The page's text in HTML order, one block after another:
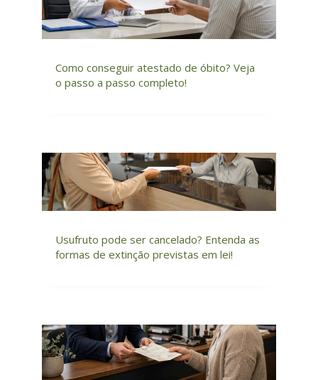
Como conseguir atestado de óbito? Veja
o passo a passo completo!
Usufruto pode ser cancelado? Entenda as
formas de extinção previstas em lei!